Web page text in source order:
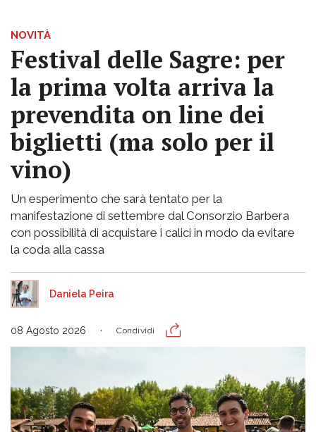
NOVITÀ
Festival delle Sagre: per
la prima volta arriva la
prevendita on line dei
biglietti (ma solo per il
vino)
Un esperimento che sarà tentato per la
manifestazione di settembre dal Consorzio Barbera
con possibilità di acquistare i calici in modo da evitare
la coda alla cassa
Daniela Peira
08 Agosto 2026 Condividi